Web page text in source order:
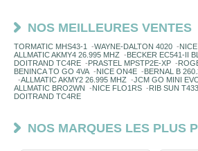
NOS MEILLEURES VENTES
TORMATIC MHS43-1 -WAYNE-DALTON 4020 -
ALLMATIC AKMY4 26.995 MHZ -BECKER EC541-II
DOITRAND TC4RE -PRASTEL MPSTP2E-XP -
BENINCA TO GO 4VA -NICE ON4E -BERNAL B
-ALLMATIC AKMY2 26.995 MHZ -JCM GO MINI
ALLMATIC BRO2WN -NICE FLO1RS -RIB SUN
DOITRAND TC4RE
NOS MARQUES LES PLUS